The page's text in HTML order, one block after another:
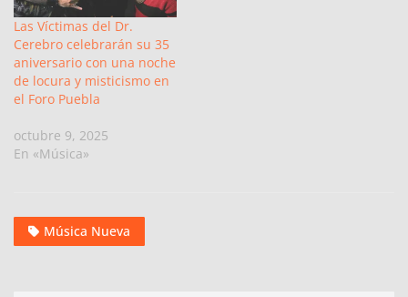
Las Víctimas del Dr.
Cerebro celebrarán su 35
aniversario con una noche
de locura y misticismo en
el Foro Puebla
octubre 9, 2025
En «Música»
Música Nueva